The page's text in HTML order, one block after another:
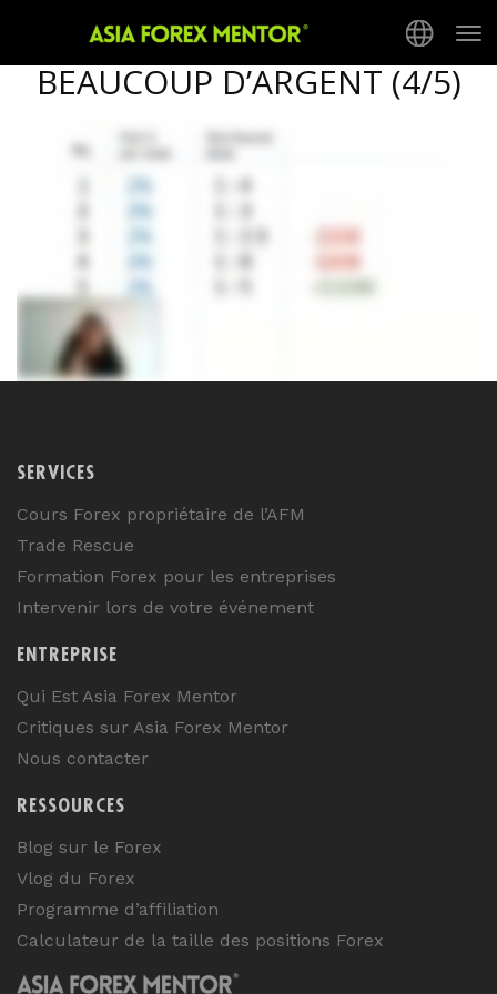
COMMENT GAGNER
BEAUCOUP D’ARGENT (4/5)
SERVICES
Cours Forex propriétaire de l’AFM
Trade Rescue
Formation Forex pour les entreprises
Intervenir lors de votre événement
ENTREPRISE
Qui Est Asia Forex Mentor
Critiques sur Asia Forex Mentor
Nous contacter
RESSOURCES
Blog sur le Forex
Vlog du Forex
Programme d’affiliation
Calculateur de la taille des positions Forex